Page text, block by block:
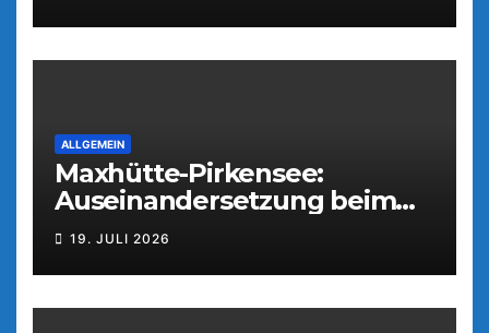
ALLGEMEIN
Maxhütte-Pirkensee:
Auseinandersetzung beim
Parkfest
19. JULI 2026